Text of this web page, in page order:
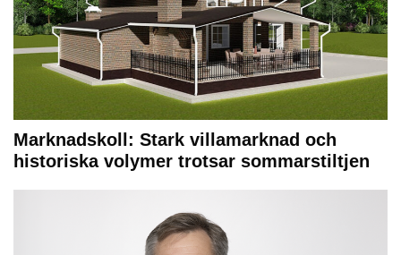
Marknadskoll: Stark villamarknad och
historiska volymer trotsar sommarstiltjen